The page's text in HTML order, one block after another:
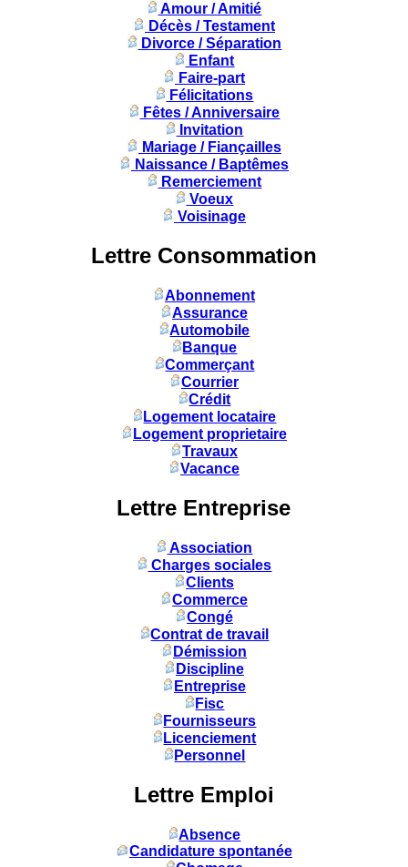
Amour / Amitié
Décès / Testament
Divorce / Séparation
Enfant
Faire-part
Félicitations
Fêtes / Anniversaire
Invitation
Mariage / Fiançailles
Naissance / Baptêmes
Remerciement
Voeux
Voisinage
Lettre Consommation
Abonnement
Assurance
Automobile
Banque
Commerçant
Courrier
Crédit
Logement locataire
Logement proprietaire
Travaux
Vacance
Lettre Entreprise
Association
Charges sociales
Clients
Commerce
Congé
Contrat de travail
Démission
Discipline
Entreprise
Fisc
Fournisseurs
Licenciement
Personnel
Lettre Emploi
Absence
Candidature spontanée